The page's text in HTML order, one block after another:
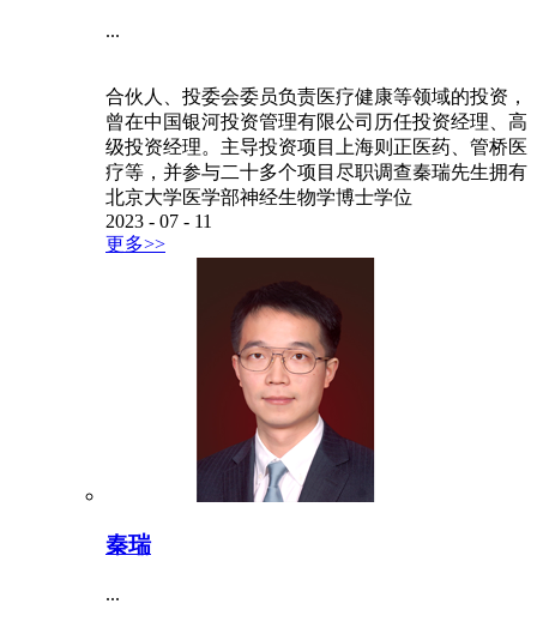
...
合伙人、投委会委员负责医疗健康等领域的投资，
曾在中国银河投资管理有限公司历任投资经理、高
级投资经理。主导投资项目上海则正医药、管桥医
疗等，并参与二十多个项目尽职调查秦瑞先生拥有
北京大学医学部神经生物学博士学位
2023 - 07 - 11
更多>>
秦瑞
...